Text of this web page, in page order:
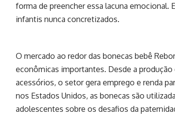
forma de preencher essa lacuna emocional.
infantis nunca concretizados.
O mercado ao redor das bonecas bebê
econômicas importantes. Desde a
acessórios, o setor gera emprego e renda
nos Estados Unidos, as bonecas são
adolescentes sobre os desafios da